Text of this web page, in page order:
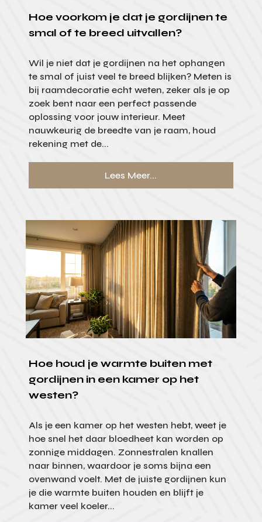
Hoe voorkom je dat je gordijnen te
smal of te breed uitvallen?
Wil je niet dat je gordijnen na het ophangen
te smal of juist veel te breed blijken? Meten is
bij raamdecoratie echt weten, zeker als je op
zoek bent naar een perfect passende
oplossing voor jouw interieur. Meet
nauwkeurig de breedte van je raam, houd
rekening met de...
Lees Meer...
Hoe houd je warmte buiten met
gordijnen in een kamer op het
westen?
Als je een kamer op het westen hebt, weet je
hoe snel het daar bloedheet kan worden op
zonnige middagen. Zonnestralen knallen
naar binnen, waardoor je soms bijna een
ovenwand voelt. Met de juiste gordijnen kun
je die warmte buiten houden en blijft je
kamer veel koeler...